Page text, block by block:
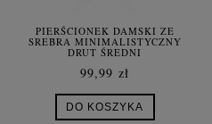
PIERŚCIONEK DAMSKI ZE
SREBRA MINIMALISTYCZNY
DRUT ŚREDNI
99,99 zł
DO KOSZYKA